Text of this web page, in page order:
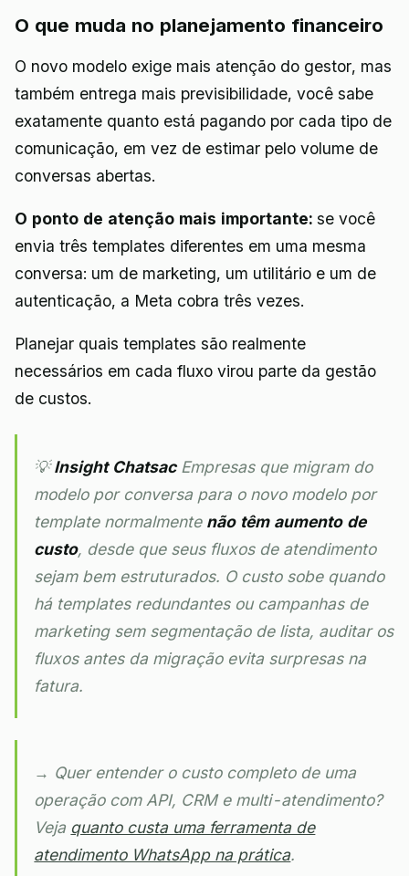
O que muda no planejamento financeiro
O novo modelo exige mais atenção do gestor, mas
também entrega mais previsibilidade, você sabe
exatamente quanto está pagando por cada tipo de
comunicação, em vez de estimar pelo volume de
conversas abertas.
O ponto de atenção mais importante: se você
envia três templates diferentes em uma mesma
conversa: um de marketing, um utilitário e um de
autenticação, a Meta cobra três vezes.
Planejar quais templates são realmente
necessários em cada fluxo virou parte da gestão
de custos.
💡Insight ChatsacEmpresas que migram do
modelo por conversa para o novo modelo por
template normalmente não têm aumento de
custo, desde que seus fluxos de atendimento
sejam bem estruturados. O custo sobe quando
há templates redundantes ou campanhas de
marketing sem segmentação de lista, auditar os
fluxos antes da migração evita surpresas na
fatura.
→ Quer entender o custo completo de uma
operação com API, CRM e multi-atendimento?
Veja quanto custa uma ferramenta de
atendimento WhatsApp na prática.